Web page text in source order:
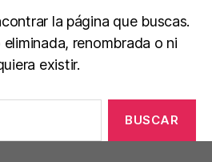
la página que buscas.
renombrada o ni
existir.